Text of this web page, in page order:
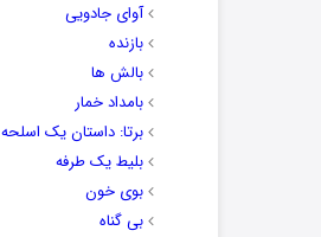
آوای جادویی
بازنده
بالش ها
بامداد خمار
برتا: داستان یک اسلحه
بلیط یک‌‌ طرفه
بوی خون
بی گناه